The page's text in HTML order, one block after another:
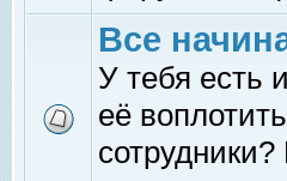
Все
У тебя есть
её